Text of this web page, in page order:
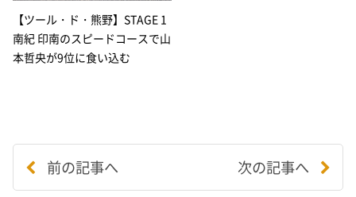
【ツール・ド・熊野】STAGE 1
南紀 印南のスピードコースで山
本哲央が9位に食い込む
前の記事へ 次の記事へ